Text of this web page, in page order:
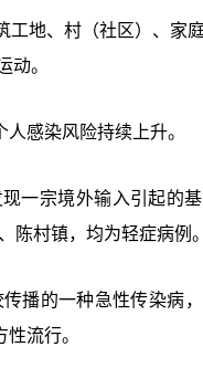
地、村（社区）、家
动。
感染风险持续上升。
一宗境外输入引起的
陈村镇，均为轻症病例。
播的一种急性传染病
流行。